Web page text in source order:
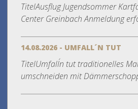
TitelAusflug Jugendsommer
Center Greinbach Anmeldung
14.08.2026 - UMFALL´N TUT
TitelUmfall´n tut traditionelles
umschneiden mit